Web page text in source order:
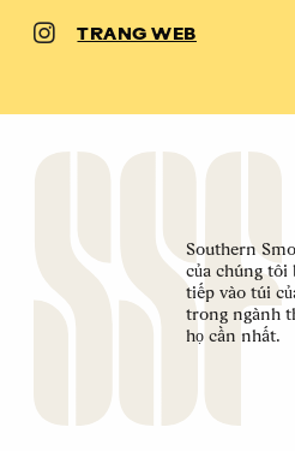
TRANG WEB
Southern
của chúng tôi
tiếp vào túi
trong ngành
họ cần nhất.